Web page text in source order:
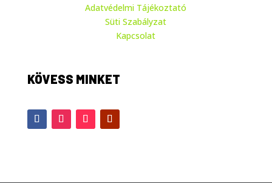
Adatvédelmi Tájékoztató
Süti Szabályzat
Kapcsolat
KÖVESS MINKET